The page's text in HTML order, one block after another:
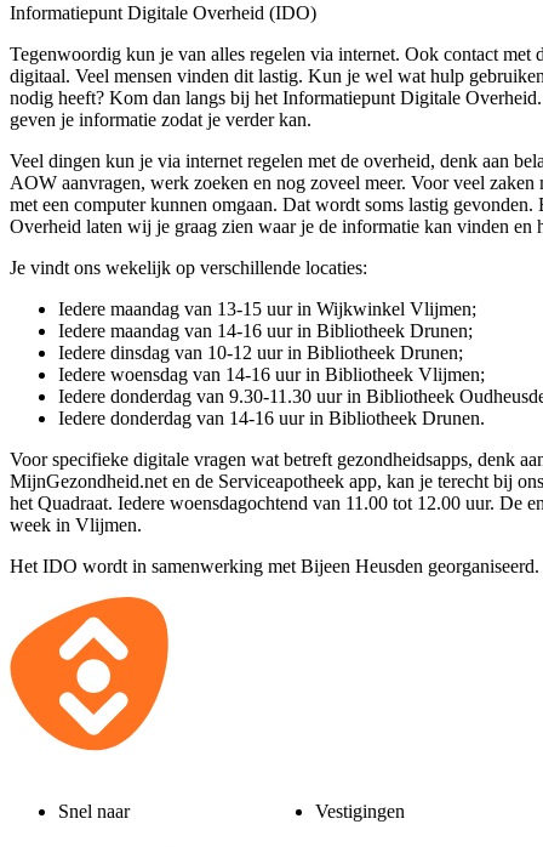
Informatiepunt Digitale Overheid (IDO)
Tegenwoordig kun je van alles regelen via internet. Ook contact met
digitaal. Veel mensen vinden dit lastig. Kun je wel wat hulp
nodig heeft? Kom dan langs bij het Informatiepunt Digitale
geven je informatie zodat je verder kan.
Veel dingen kun je via internet regelen met de overheid, denk aan
AOW aanvragen, werk zoeken en nog zoveel meer. Voor veel
met een computer kunnen omgaan. Dat wordt soms lastig
Overheid laten wij je graag zien waar je de informatie kan vinden en
Je vindt ons wekelijk op verschillende locaties:
Iedere maandag van 13-15 uur in Wijkwinkel Vlijmen;
Iedere maandag van 14-16 uur in Bibliotheek Drunen;
Iedere dinsdag van 10-12 uur in Bibliotheek Drunen;
Iedere woensdag van 14-16 uur in Bibliotheek Vlijmen;
Iedere donderdag van 9.30-11.30 uur in Bibliotheek
Iedere donderdag van 14-16 uur in Bibliotheek Drunen.
Voor specifieke digitale vragen wat betreft gezondheidsapps, denk
MijnGezondheid.net en de Serviceapotheek app, kan je terecht bij
het Quadraat. Iedere woensdagochtend van 11.00 tot 12.00 uur. De
week in Vlijmen.
Het IDO wordt in samenwerking met Bijeen Heusden georganiseerd.
Snel naar Vestigingen